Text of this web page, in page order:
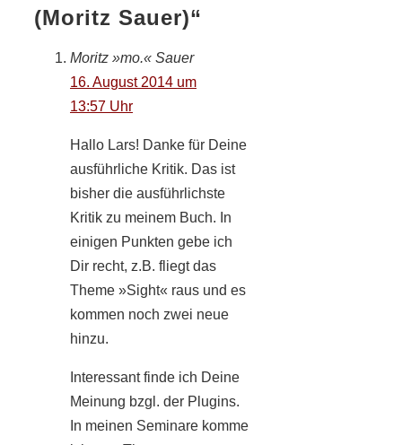
(Moritz Sauer)“
Moritz »mo.« Sauer
16. August 2014 um
13:57 Uhr
Hallo Lars! Danke für Deine
ausführliche Kritik. Das ist
bisher die ausführlichste
Kritik zu meinem Buch. In
einigen Punkten gebe ich
Dir recht, z.B. fliegt das
Theme »Sight« raus und es
kommen noch zwei neue
hinzu.
Interessant finde ich Deine
Meinung bzgl. der Plugins.
In meinen Seminare komme